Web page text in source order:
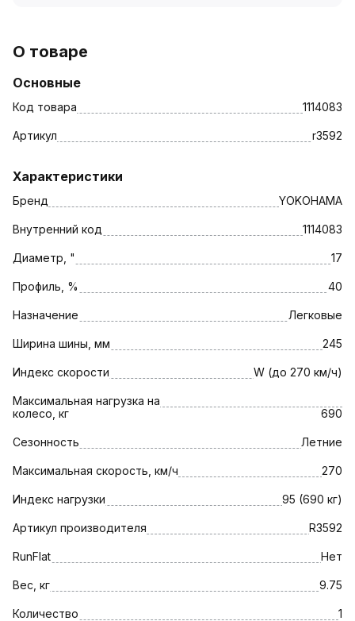
О товаре
Основные
Код товара 1114083
Артикул r3592
Характеристики
Бренд YOKOHAMA
Внутренний код 1114083
Диаметр, " 17
Профиль, % 40
Назначение Легковые
Ширина шины, мм 245
Индекс скорости W (до 270 км/ч)
Максимальная нагрузка на
колесо, кг
690
Сезонность Летние
Максимальная скорость, км/ч 270
Индекс нагрузки 95 (690 кг)
Артикул производителя R3592
RunFlat Нет
Вес, кг 9.75
Количество 1